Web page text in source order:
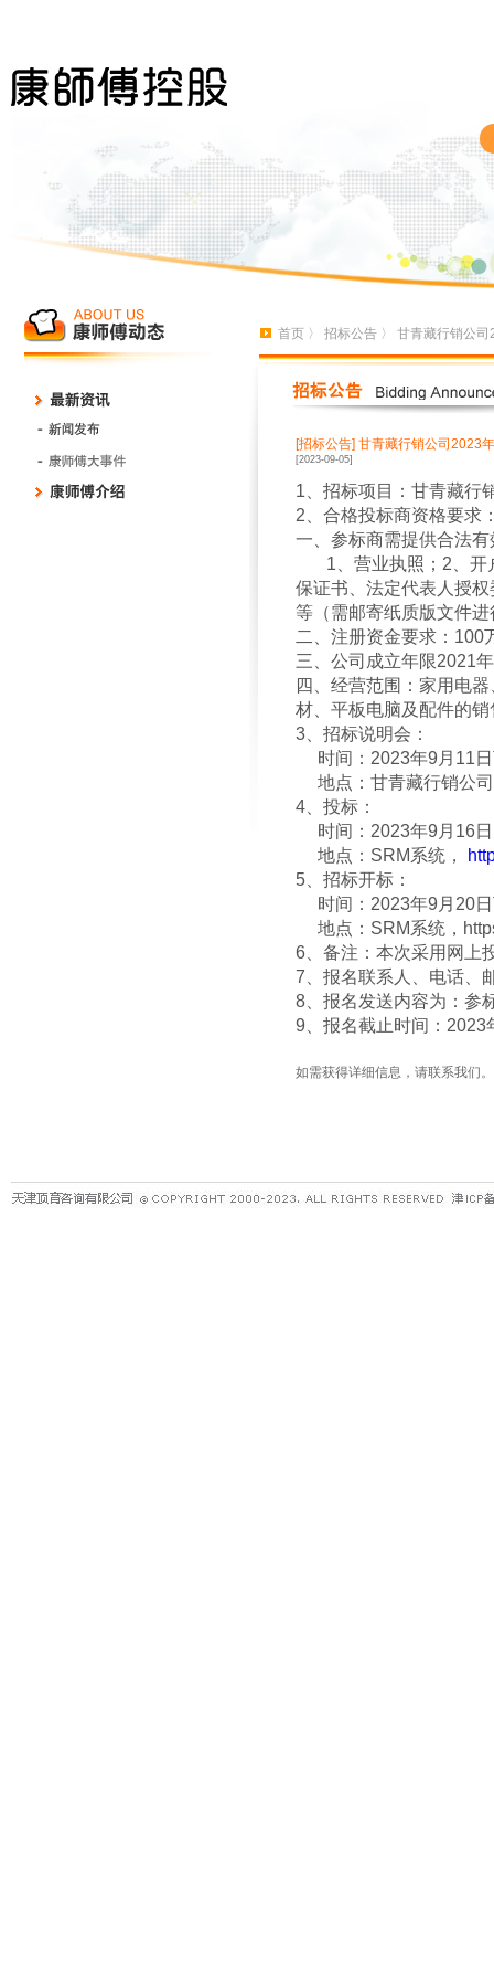
首页 〉 招标公告 〉 甘青藏行销公
[招标公告] 甘青藏行销公司2023
[2023-09-05]
1、招标项目：甘青藏行
2 、合格投标商资格要求
一、参标商需提供合法
1、营业执照；2、开
保证书、法定代表人授
等（需邮寄纸质版文件
二、注册资金要求：
三、公司成立年限2021
四、经营范围：家用电
材、平板电脑及配件的
3 、招标说明会：
时间： 2023年9月
地点： 甘青藏行销公司
4 、投标：
时间：2023年9月16日
地点： SRM系统，
5 、招标开标：
时间： 2023年9月20
地点： SRM系统，
6 、备注：本次采用网上
7、报名联系人、电话、
8 、报名发送内容为：
9、报名截止时间： 2023
如需获得详细信息，请联系我们。